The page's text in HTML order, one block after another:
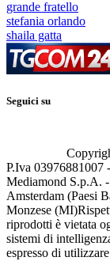
grande fratello
stefania orlando
shaila gatta
Seguici su
P.Iva 03976881007
Mediamond S.p.A.
Amsterdam (Paesi
Monzese (MI)
riprodotti è vietata
sistemi di
espresso di